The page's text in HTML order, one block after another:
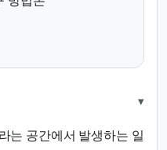
▾
는 공간에서 발생하는 일